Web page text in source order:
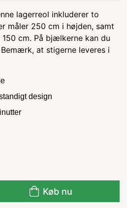
lagerreol inkluderer to
måler 250 cm i højden, samt
cm. På bjælkerne kan du
at stigerne leveres i
design
Køb nu